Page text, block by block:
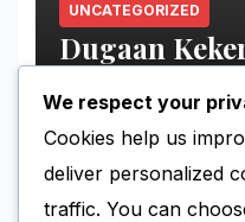
UNCATEGORIZED
Dugaan
Tahanan
We respect your
Cookies help us
deliver personalized
traffic. You can